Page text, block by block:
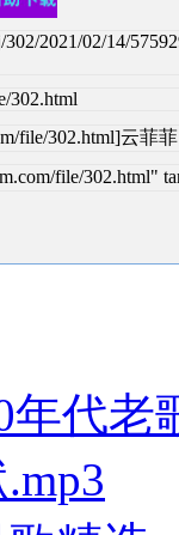
2021/02/14/
302.html
file/302.html]云菲
file/302.html"
代老